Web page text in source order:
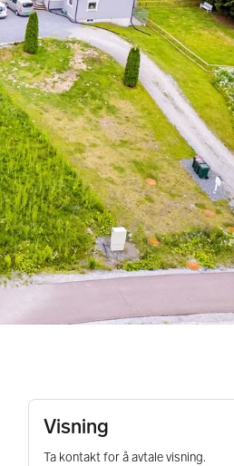
Visning
Ta kontakt for å avtale visning.